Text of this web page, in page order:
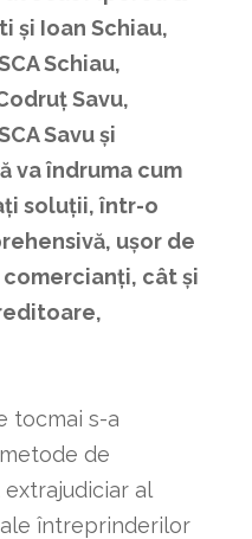
și Ioan Schiau,
Schiau,
Savu,
Savu și
va îndruma cum
soluții, într-o
ușor de
cât și
tocmai s-a
de
al
întreprinderilor